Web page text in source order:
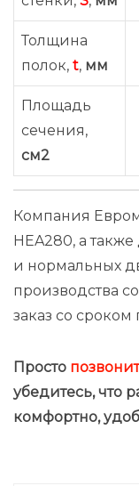
Толщина
полок, t, мм
Площадь
сечения,
см2
Компания
HEA280, а
и нормальных
производства
заказ со
Просто
убедитесь, что
комфортно,